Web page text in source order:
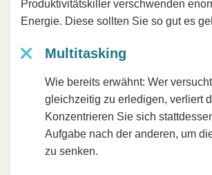
Produktivitätskiller verschwenden
Energie. Diese sollten Sie so gut es
Multitasking
Wie bereits erwähnt: Wer
gleichzeitig zu erledigen, verliert
Konzentrieren Sie sich
Aufgabe nach der anderen, um
zu senken.